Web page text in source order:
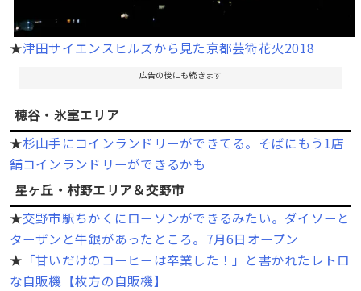
★津田サイエンスヒルズから見た京都芸術花火2018
広告の後にも続きます
穂谷・氷室エリア
★杉山手にコインランドリーができてる。そばにもう1店
舗コインランドリーができるかも
星ヶ丘・村野エリア＆交野市
★交野市駅ちかくにローソンができるみたい。ダイソーと
ターザンと牛銀があったところ。7月6日オープン
★ 「甘いだけのコーヒーは卒業した！」と書かれたレトロ
な自販機【枚方の自販機】